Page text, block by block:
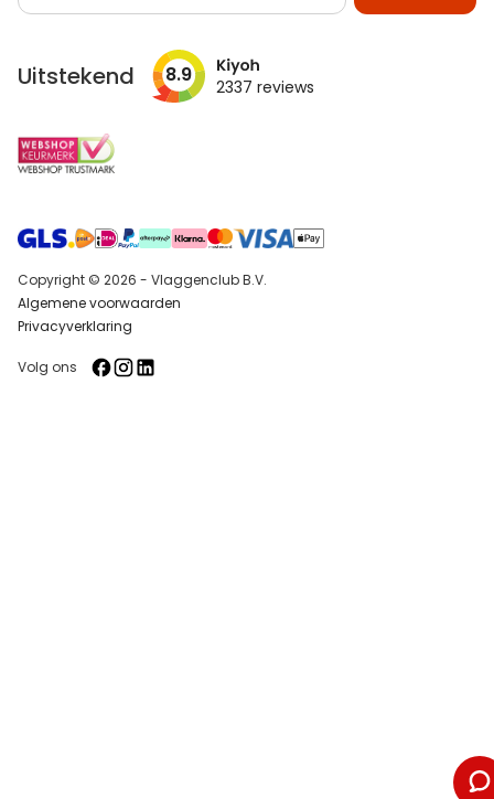
op
Uitstekend 8.9 2337 reviews
Copyright © 2026 - Vlaggenclub B.V.
Algemene voorwaarden
Privacyverklaring
Volg ons